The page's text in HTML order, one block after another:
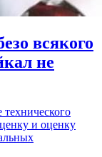
всякого
не
и оценку